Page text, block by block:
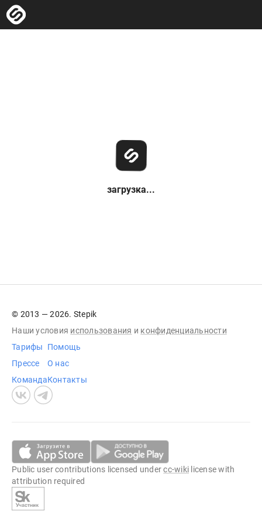
загрузка...
© 2013 — 2026. Stepik
Наши условия использования и конфиденциальности
Тарифы
Прессе
Команда
Помощь
О нас
Контакты
Public user contributions licensed undercc-wiki license with
attribution required